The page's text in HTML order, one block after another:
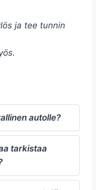
ja tee tunnin
autolle?
tarkistaa